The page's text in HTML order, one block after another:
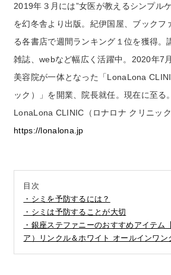
よくある質問
0120-956-
2019年３月には”女医が教えるシンプル
を幻冬舎より出版。紀伊国屋、ブックフ
る各書店で週間ランキング１位を獲得。
雑誌、webなど幅広く活躍中。2020年7
美容院が一体となった「LonaLona
ック）」を開業、院長就任。現在に至る。
LonaLona CLINIC（ロナロナ クリニック
https://lonalona.jp
目次
・シミを予防するには？
・シミは予防することが大切
・銀座ステファニーのおすすめアイテム
ア）リンクル＆ホワイト オールインワン